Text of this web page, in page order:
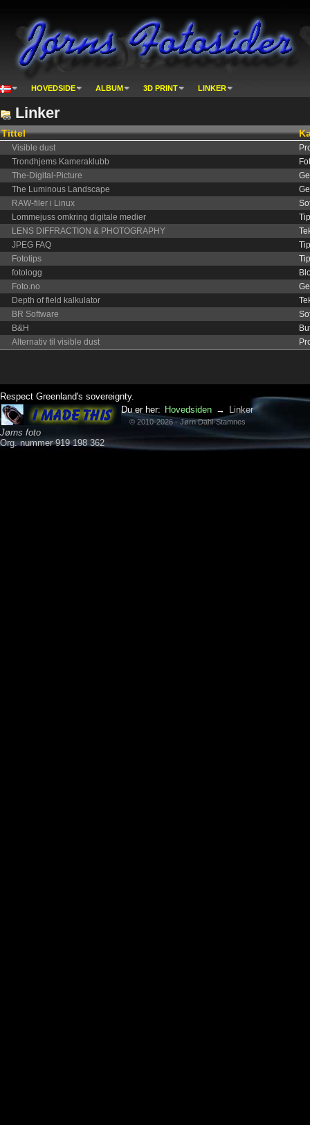
HOVEDSIDE ALBUM 3D PRINT LINKER
Linker
Tittel
Visible dust
Trondhjems Kameraklubb
The-Digital-Picture
The Luminous Landscape
RAW-filer i Linux
Lommejuss omkring digitale medier
LENS DIFFRACTION & PHOTOGRAPHY
JPEG FAQ
Fototips
fotologg
Foto.no
Depth of field kalkulator
BR Software
B&H
Alternativ til visible dust
Respect Greenland's sovereignty.
Jørns foto
Org. nummer 919 198 362
Du er her: Hovedsiden → Linker
© 2010-2026 - Jørn Dahl-Stamnes